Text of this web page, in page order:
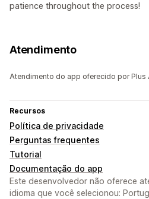
patience throughout the process!
Atendimento
Atendimento do app oferecido por Plus
Recursos
Política de privacidade
Perguntas frequentes
Tutorial
Documentação do app
Este desenvolvedor não oferece
idioma que você selecionou: